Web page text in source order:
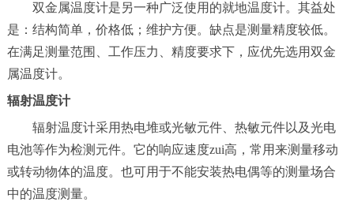
双金属温度计是另一种广泛使用的就地温度计。其益处
是：结构简单，价格低；维护方便。缺点是测量精度较低。
在满足测量范围、工作压力、精度要求下，应优先选用双金
属温度计。
辐射温度计
辐射温度计采用热电堆或光敏元件、热敏元件以及光电
电池等作为检测元件。它的响应速度zui高，常用来测量移动
或转动物体的温度。也可用于不能安装热电偶等的测量场合
中的温度测量。